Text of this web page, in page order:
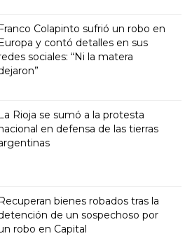
Colapinto sufrió un robo en
y contó detalles en sus
sociales: “Ni la matera
Rioja se sumó a la protesta
en defensa de las tierras
bienes robados tras la
de un sospechoso por
robo en Capital